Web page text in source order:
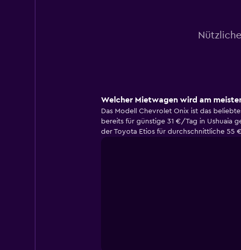
Welcher Mietwagen wird am
Das Modell Chevrolet Onix ist das
bereits für günstige 31 €/Tag in Ushuaia
der Toyota Etios für durchschnittliche